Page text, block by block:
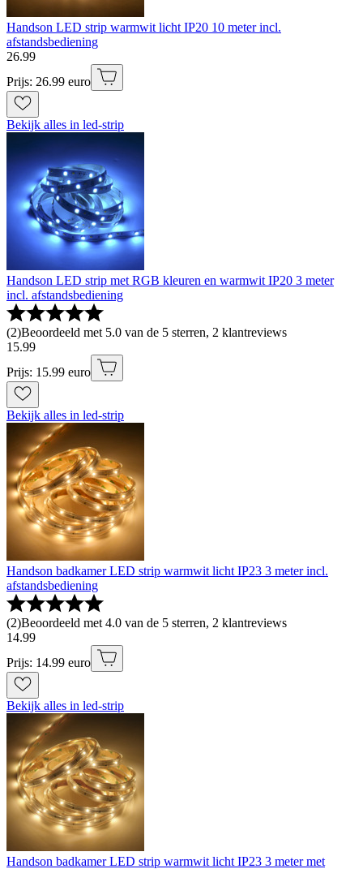
Handson LED strip warmwit licht IP20 10 meter incl.
afstandsbediening
26.99
Prijs: 26.99 euro
Bekijk alles in led-strip
Handson LED strip met RGB kleuren en warmwit IP20 3 meter
incl. afstandsbediening
(2)Beoordeeld met 5.0 van de 5 sterren, 2 klantreviews
15.99
Prijs: 15.99 euro
Bekijk alles in led-strip
Handson badkamer LED strip warmwit licht IP23 3 meter incl.
afstandsbediening
(2)Beoordeeld met 4.0 van de 5 sterren, 2 klantreviews
14.99
Prijs: 14.99 euro
Bekijk alles in led-strip
Handson badkamer LED strip warmwit licht IP23 3 meter met